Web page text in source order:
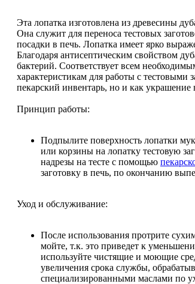
Эта лопатка изготовлена из древесины
Она служит для переноса тестовых
посадки в печь. Лопатка имеет ярко
Благодаря антисептическим свойством
бактерий. Соответствует всем
характеристикам для работы с тестовыми
пекарский инвентарь, но и как украшение
Принцип работы:
Подпылите поверхность лопатки
или корзины на лопатку тестовую
надрезы на тесте с помощью
заготовку в печь, по окончанию
Уход и обслуживание:
После использования протрите
мойте, т.к. это приведет к
используйте чистящие и моющие
увеличения срока службы,
специализированными маслами по